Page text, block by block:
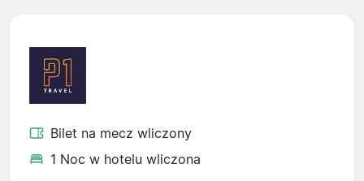
Bilet na mecz wliczony
1 Noc w hotelu wliczona